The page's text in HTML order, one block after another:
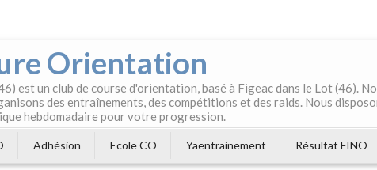
Orientation
est un club de course d'orientation, basé à Figeac dans le Lot (46).
des entraînements, des compétitions et des raids. Nous
hebdomadaire pour votre progression.
Adhésion Ecole CO Yaentrainement Résultat FINO